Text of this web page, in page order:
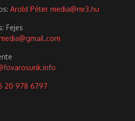
Arold Péter media@mr3.hu
Fejes
20 978 6797